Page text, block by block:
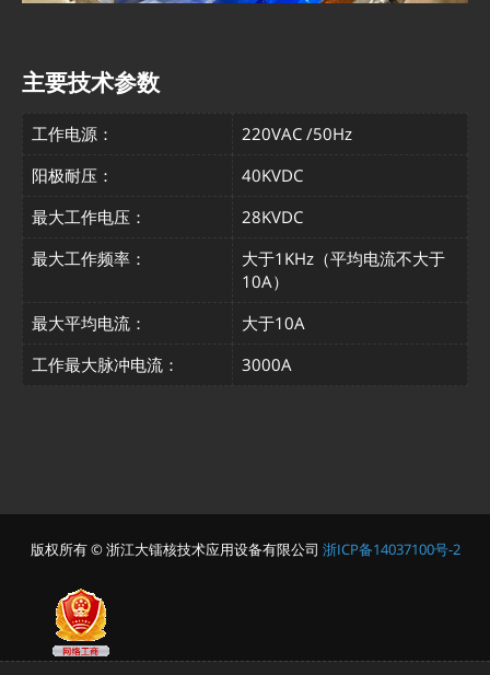
主要技术参数
工作电源：
220VAC /50Hz
阳极耐压：
40KVDC
最大工作电压：
28KVDC
最大工作频率：
大于1KHz（平均电流不大于
10A）
最大平均电流：
大于10A
工作最大脉冲电流：
3000A
版权所有 © 浙江大镭核技术应用设备有限公司 浙ICP备14037100号-2